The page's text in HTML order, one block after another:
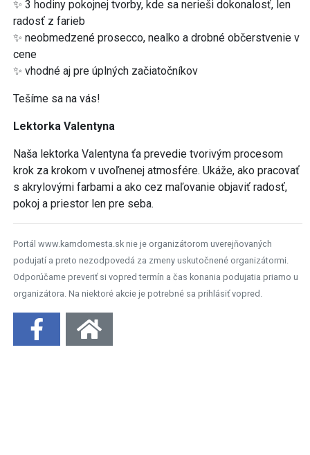
✨ 3 hodiny pokojnej tvorby, kde sa nerieši dokonalosť, len
radosť z farieb
✨ neobmedzené prosecco, nealko a drobné občerstvenie v
cene
✨ vhodné aj pre úplných začiatočníkov
Tešíme sa na vás!
Lektorka Valentyna
Naša lektorka Valentyna ťa prevedie tvorivým procesom
krok za krokom v uvoľnenej atmosfére. Ukáže, ako pracovať
s akrylovými farbami a ako cez maľovanie objaviť radosť,
pokoj a priestor len pre seba.
Portál www.kamdomesta.sk nie je organizátorom uverejňovaných
podujatí a preto nezodpovedá za zmeny uskutočnené organizátormi.
Odporúčame preveriť si vopred termín a čas konania podujatia priamo u
organizátora. Na niektoré akcie je potrebné sa prihlásiť vopred.